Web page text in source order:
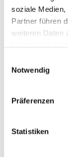
soziale Medien,
Partner führen
weiteren Daten
Notwendig
Präferenzen
Statistiken
/ Liter
St.
€ 4,88